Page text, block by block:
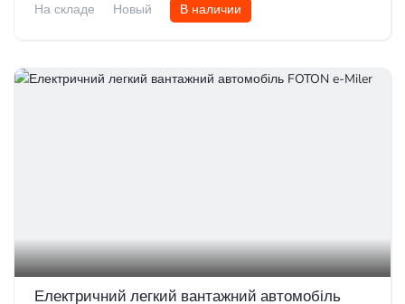
На складе Новый В наличии
Електричний легкий вантажний автомобіль